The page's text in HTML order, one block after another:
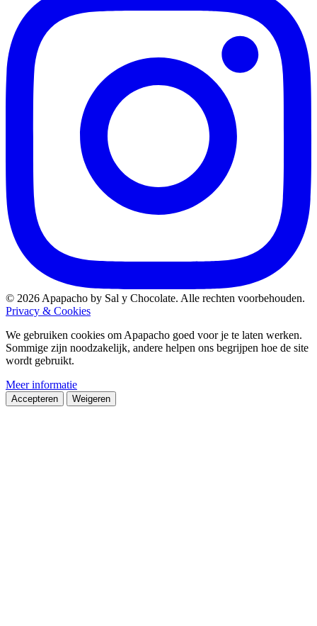
© 2026 Apapacho by Sal y Chocolate. Alle rechten voorbehouden.
Privacy & Cookies
We gebruiken cookies om Apapacho goed voor je te laten werken.
Sommige zijn noodzakelijk, andere helpen ons begrijpen hoe de site
wordt gebruikt.
Meer informatie
Accepteren Weigeren